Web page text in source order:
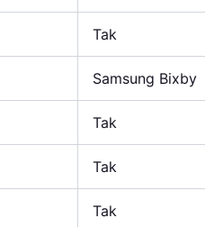
Tak
Samsung Bixby
Tak
Tak
Tak